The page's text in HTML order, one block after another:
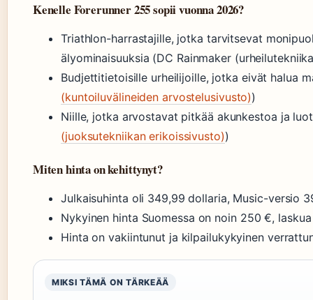
Kenelle Forerunner 255 sopii vuonna 2026?
Triathlon-harrastajille, jotka tarvitsevat
älyominaisuuksia (DC Rainmaker
Budjettitietoisille urheilijoille, jotka eivät halua
(kuntoiluvälineiden arvostelusivusto))
Niille, jotka arvostavat pitkää akunkestoa ja
(juoksutekniikan erikoissivusto))
Miten hinta on kehittynyt?
Julkaisuhinta oli 349,99 dollaria, Music-versio
Nykyinen hinta Suomessa on noin 250 €,
Hinta on vakiintunut ja kilpailukykyinen
MIKSI TÄMÄ ON TÄRKEÄÄ